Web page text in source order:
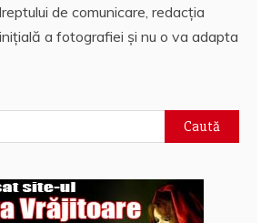
de comunicare, redacția
a fotografiei și nu o va adapta